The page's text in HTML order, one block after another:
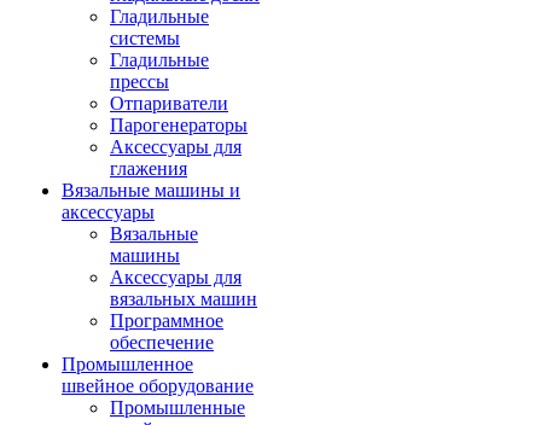
Гладильные
системы
Гладильные
прессы
Отпариватели
Парогенераторы
Аксессуары для
глажения
Вязальные машины и
аксессуары
Вязальные
машины
Аксессуары для
вязальных машин
Программное
обеспечение
Промышленное
швейное оборудование
Промышленные